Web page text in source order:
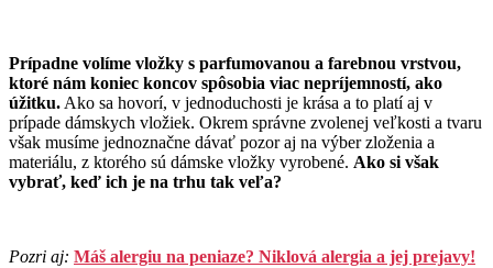
Prípadne volíme vložky s parfumovanou a farebnou vrstvou,
ktoré nám koniec koncov spôsobia viac nepríjemností, ako
úžitku.Ako sa hovorí, v jednoduchosti je krása a to platí aj v
prípade dámskych vložiek. Okrem správne zvolenej veľkosti a tvaru
však musíme jednoznačne dávať pozor aj na výber zloženia a
materiálu, z ktorého sú dámske vložky vyrobené. Ako si však
vybrať, keď ich je na trhu tak veľa?
Pozri aj: Máš alergiu na peniaze? Niklová alergia a jej prejavy!